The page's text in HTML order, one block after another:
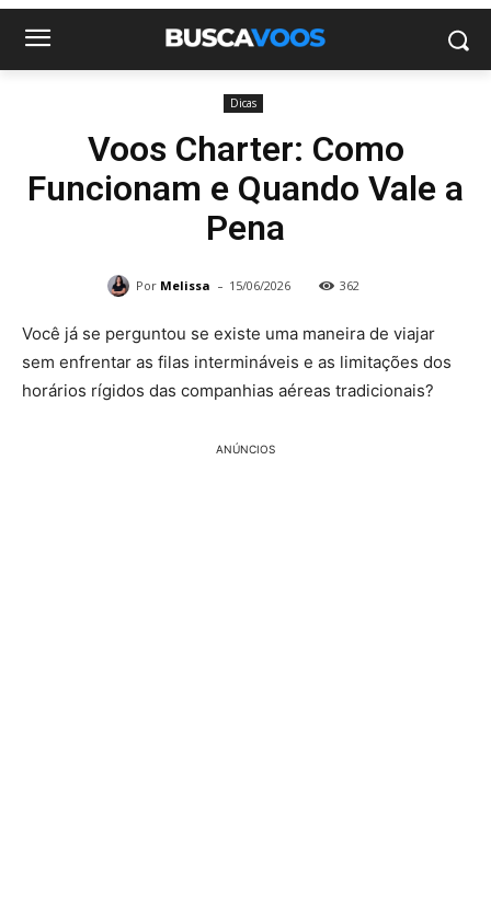
Dicas
Voos Charter: Como
Funcionam e Quando Vale a
Pena
Por Melissa - 15/06/2026 362
Você já se perguntou se existe uma maneira de viajar
sem enfrentar as filas intermináveis e as limitações dos
horários rígidos das companhias aéreas tradicionais?
ANÚNCIOS